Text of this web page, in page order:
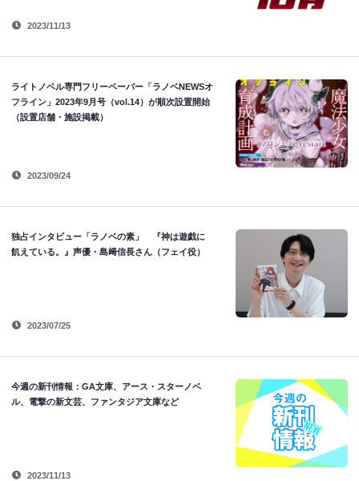
2023/11/13
ライトノベル専門フリーペーパー「ラノベNEWSオ
フライン」2023年9月号（vol.14）が順次設置開始
（設置店舗・施設掲載）
2023/09/24
独占インタビュー「ラノベの素」 『神は遊戯に
飢えている。』声優・島﨑信長さん（フェイ役）
2023/07/25
今週の新刊情報：GA文庫、アース・スターノベ
ル、電撃の新文芸、ファンタジア文庫など
2023/11/13